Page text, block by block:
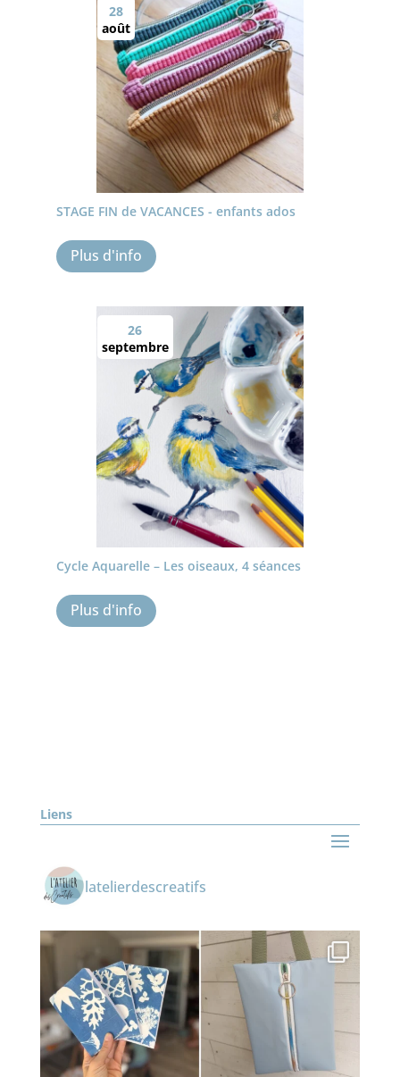
28
août
STAGE FIN de VACANCES - enfants ados
Plus d'info
26
septembre
Cycle Aquarelle – Les oiseaux, 4 séances
Plus d'info
Liens
latelierdescreatifs